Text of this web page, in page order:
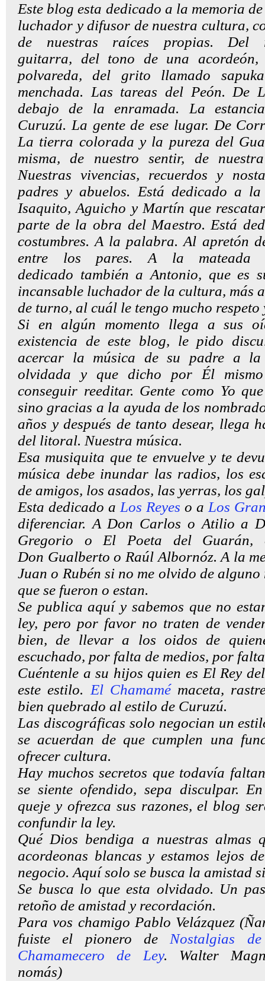
Este blog esta dedicado a la memoria
luchador y difusor de nuestra cultura,
de nuestras raíces propias. Del
guitarra, del tono de una
polvareda, del grito llamado
menchada. Las tareas del Peón. De
debajo de la enramada. La
Curuzú. La gente de ese lugar. De
La tierra colorada y la pureza del
misma, de nuestro sentir, de
Nuestras vivencias, recuerdos y
padres y abuelos. Está dedicado a
Isaquito, Aguicho y Martín que
parte de la obra del Maestro. Está
costumbres. A la palabra. Al apretón
entre los pares. A la mateada
dedicado también a Antonio, que es
incansable luchador de la cultura, más
de turno, al cuál le tengo mucho
Si en algún momento llega a sus
existencia de este blog, le pido
acercar la música de su padre a la
olvidada y que dicho por Él
conseguir reeditar. Gente como Yo
sino gracias a la ayuda de los
años y después de tanto desear, llega
del litoral. Nuestra música.
Esa musiquita que te envuelve y te
música debe inundar las radios, los
de amigos, los asados, las yerras, los
Esta dedicado a Los Reyes o a Los
diferenciar. A Don Carlos o Atilio a
Gregorio o El Poeta del Guarán,
Don Gualberto o Raúl Albornóz. A la
Juan o Rubén si no me olvido de alguno
que se fueron o estan.
Se publica aquí y sabemos que no
ley, pero por favor no traten de
bien, de llevar a los oidos de
escuchado, por falta de medios, por
Cuéntenle a su hijos quien es El Rey
este estilo. El Chamamémaceta,
bien quebrado al estilo de Curuzú.
Las discográficas solo negocian un
se acuerdan de que cumplen una
ofrecer cultura.
Hay muchos secretos que todavía
se siente ofendido, sepa disculpar.
queje y ofrezca sus razones, el blog
confundir la ley.
Qué Dios bendiga a nuestras almas
acordeonas blancas y estamos lejos
negocio. Aquí solo se busca la amistad
Se busca lo que esta olvidado. Un
retoño de amistad y recordación.
Para vos chamigo Pablo Velázquez
fuiste el pionero de Nostalgias
Chamamecero de Ley. Walter
nomás)